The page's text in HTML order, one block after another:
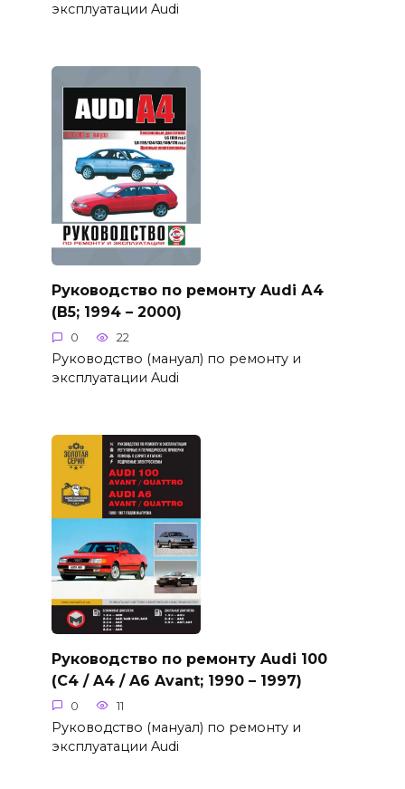
эксплуатации Audi
Руководство по ремонту Audi А4
(B5; 1994 – 2000)
0 22
Руководство (мануал) по ремонту и
эксплуатации Audi
Руководство по ремонту Audi 100
(C4 / A4 / A6 Avant; 1990 – 1997)
0 11
Руководство (мануал) по ремонту и
эксплуатации Audi